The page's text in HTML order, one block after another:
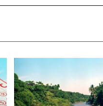
y solitarias.
es: